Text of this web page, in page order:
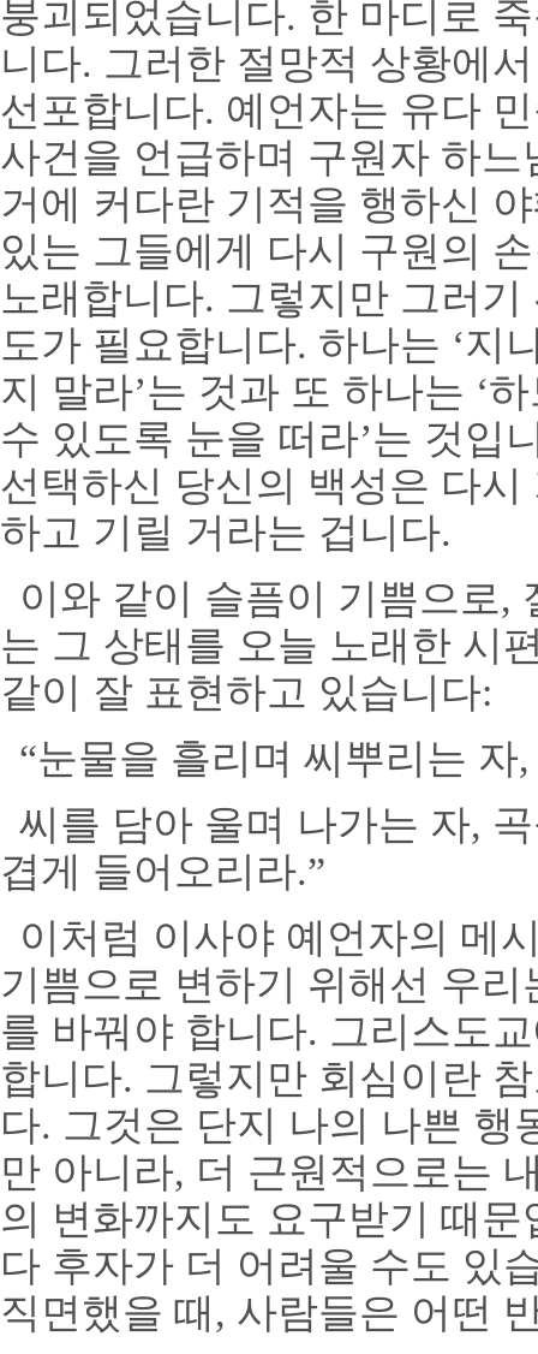
붕괴되었습니다. 한 마디로
니다. 그러한 절망적 상황에
선포합니다. 예언자는 유다
사건을 언급하며 구원자 하
거에 커다란 기적을 행하신
있는 그들에게 다시 구원의
노래합니다. 그렇지만 그러
도가 필요합니다. 하나는 ‘지
지 말라’는 것과 또 하나는 ‘
수 있도록 눈을 떠라’는 것입
선택하신 당신의 백성은 다시
하고 기릴 거라는 겁니다.
이와 같이 슬픔이 기쁨으로,
는 그 상태를 오늘 노래한 시
같이 잘 표현하고 있습니다:
“눈물을 흘리며 씨뿌리는 자
씨를 담아 울며 나가는 자,
겹게 들어오리라.”
이처럼 이사야 예언자의 메
기쁨으로 변하기 위해선 우
를 바꿔야 합니다. 그리스도
합니다. 그렇지만 회심이란
다. 그것은 단지 나의 나쁜 행
만 아니라, 더 근원적으로는
의 변화까지도 요구받기 때문
다 후자가 더 어려울 수도 있
직면했을 때, 사람들은 어떤